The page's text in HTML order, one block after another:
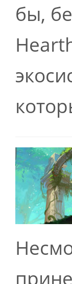
бы,